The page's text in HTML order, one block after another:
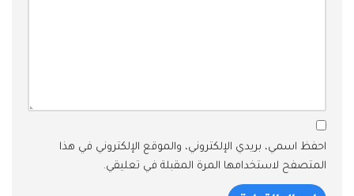
احفظ اسمي، بريدي الإلكتروني، والموقع الإلكتروني في هذا
المتصفح لاستخدامها المرة المقبلة في تعليقي.